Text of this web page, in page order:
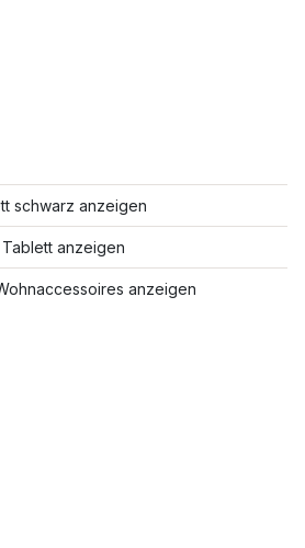
schwarz anzeigen
anzeigen
anzeigen